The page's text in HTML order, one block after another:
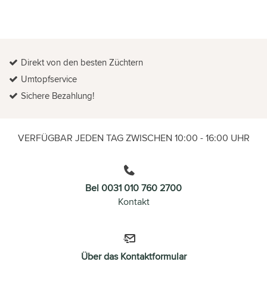
Direkt von den besten Züchtern
Umtopfservice
Sichere Bezahlung!
VERFÜGBAR JEDEN TAG ZWISCHEN 10:00 - 16:00 UHR
Bel 0031 010 760 2700
Kontakt
Über das Kontaktformular